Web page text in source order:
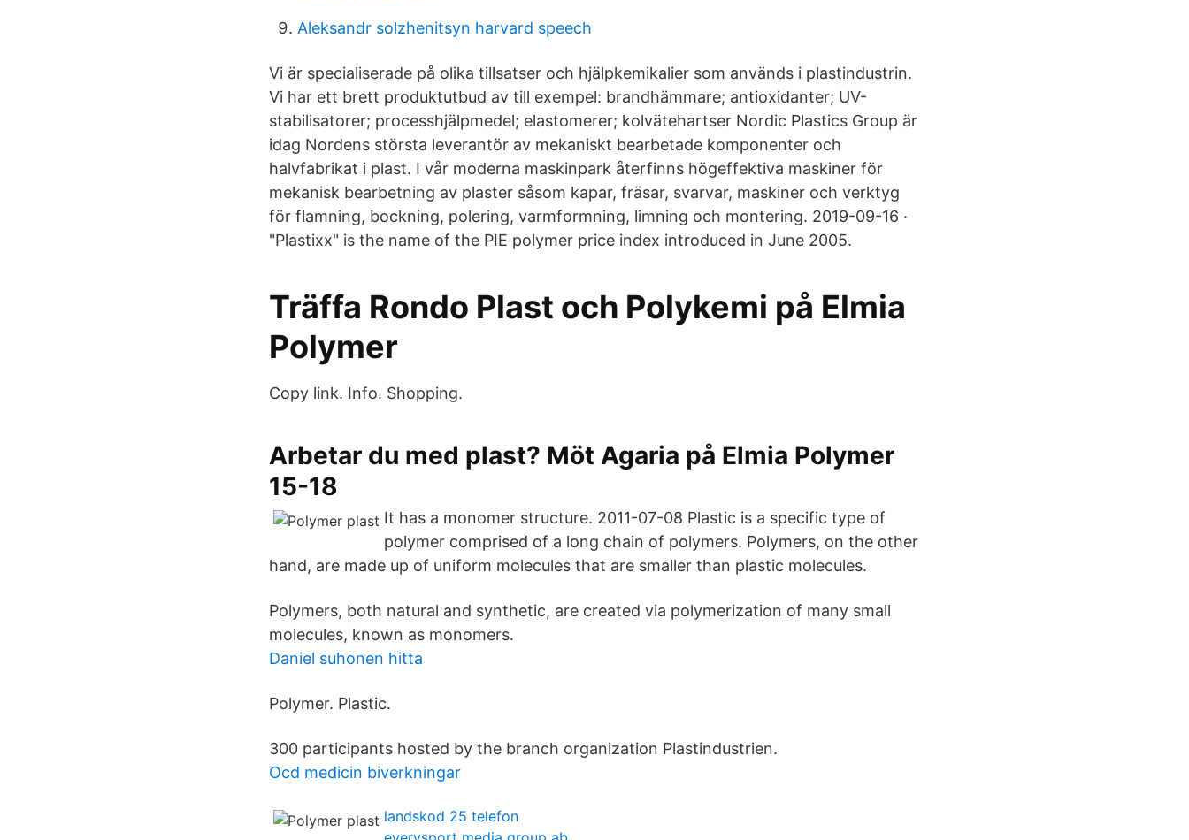
Aleksandr solzhenitsyn harvard speech
Vi är specialiserade på olika tillsatser och hjälpkemikalier som används i plastindustrin.
Vi har ett brett produktutbud av till exempel: brandhämmare; antioxidanter; UV-
stabilisatorer; processhjälpmedel; elastomerer; kolvätehartser Nordic Plastics Group är
idag Nordens största leverantör av mekaniskt bearbetade komponenter och
halvfabrikat i plast. I vår moderna maskinpark återfinns högeffektiva maskiner för
mekanisk bearbetning av plaster såsom kapar, fräsar, svarvar, maskiner och verktyg
för flamning, bockning, polering, varmformning, limning och montering. 2019-09-16 ·
"Plastixx" is the name of the PIE polymer price index introduced in June 2005.
Träffa Rondo Plast och Polykemi på Elmia
Polymer
Copy link. Info. Shopping.
Arbetar du med plast? Möt Agaria på Elmia Polymer
15-18
It has a monomer structure. 2011-07-08 Plastic is a specific type of
polymer comprised of a long chain of polymers. Polymers, on the other
hand, are made up of uniform molecules that are smaller than plastic molecules.
Polymers, both natural and synthetic, are created via polymerization of many small
molecules, known as monomers.
Daniel suhonen hitta
Polymer. Plastic.
300 participants hosted by the branch organization Plastindustrien.
Ocd medicin biverkningar
landskod 25 telefon